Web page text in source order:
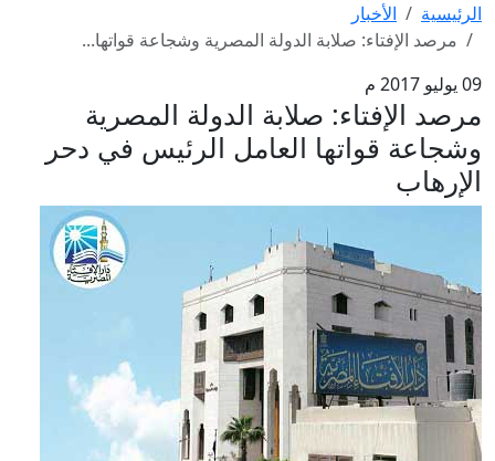
الرئيسية
الأخبار
مرصد الإفتاء: صلابة الدولة المصرية وشجاعة قواتها...
09 يوليو 2017 م
مرصد الإفتاء: صلابة الدولة المصرية
وشجاعة قواتها العامل الرئيس في دحر
الإرهاب